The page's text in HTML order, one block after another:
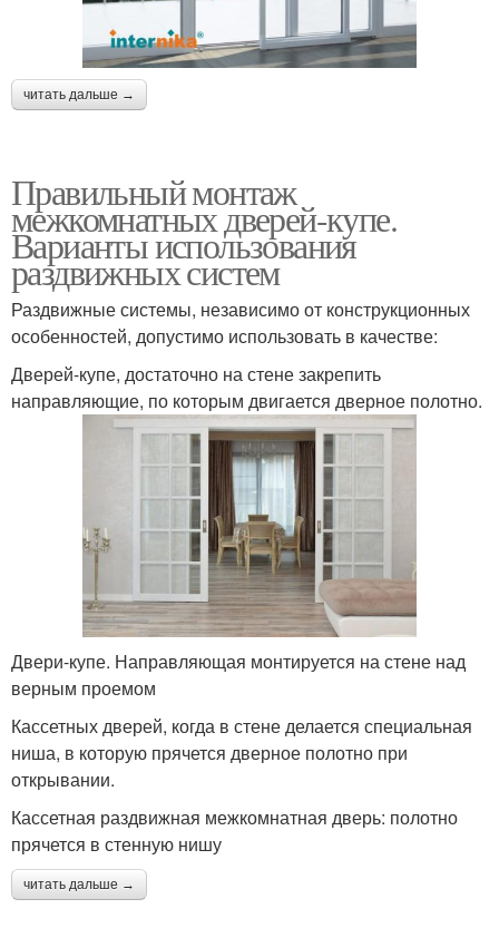
читать дальше →
Правильный монтаж
межкомнатных дверей-купе.
Варианты использования
раздвижных систем
Раздвижные системы, независимо от конструкционных
особенностей, допустимо использовать в качестве:
Дверей-купе, достаточно на стене закрепить
направляющие, по которым двигается дверное полотно.
Двери-купе. Направляющая монтируется на стене над
верным проемом
Кассетных дверей, когда в стене делается специальная
ниша, в которую прячется дверное полотно при
открывании.
Кассетная раздвижная межкомнатная дверь: полотно
прячется в стенную нишу
читать дальше →